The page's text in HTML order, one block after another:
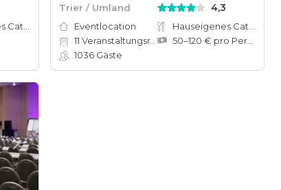
Trier / Umland 4,3
Eventlocation
11 Veranstaltungsräume
1036 Gäste